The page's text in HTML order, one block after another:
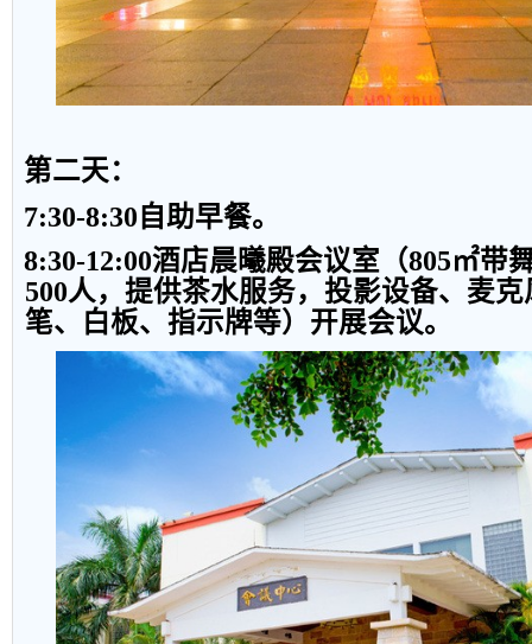
第二天：
7:30-8:30 自助早餐。
8:30-12:00酒店晨曦殿会议室（805㎡带
500人，提供茶水服务，投影设备、麦
笔、白板、指示牌等）开展会议。